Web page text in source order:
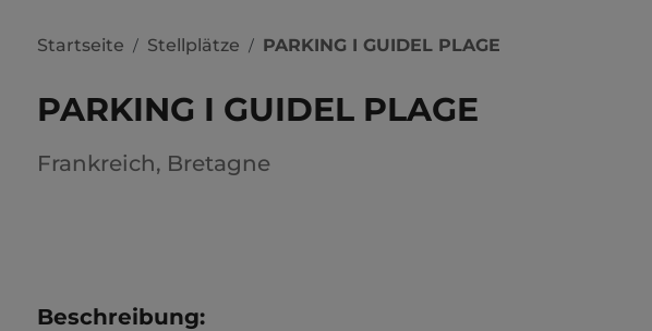
Startseite / Stellplätze / PARKING I GUIDEL PLAGE
PARKING I GUIDEL PLAGE
Frankreich, Bretagne
Beschreibung: